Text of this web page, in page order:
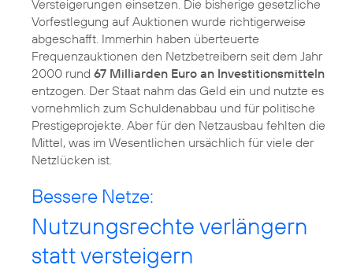
Versteigerungen einsetzen. Die bisherige gesetzliche
Vorfestlegung auf Auktionen wurde richtigerweise
abgeschafft. Immerhin haben überteuerte
Frequenzauktionen den Netzbetreibern seit dem Jahr
2000 rund 67 Milliarden Euro an Investitionsmitteln
entzogen. Der Staat nahm das Geld ein und nutzte es
vornehmlich zum Schuldenabbau und für politische
Prestigeprojekte. Aber für den Netzausbau fehlten die
Mittel, was im Wesentlichen ursächlich für viele der
Netzlücken ist.
Bessere Netze:
Nutzungsrechte verlängern
statt versteigern